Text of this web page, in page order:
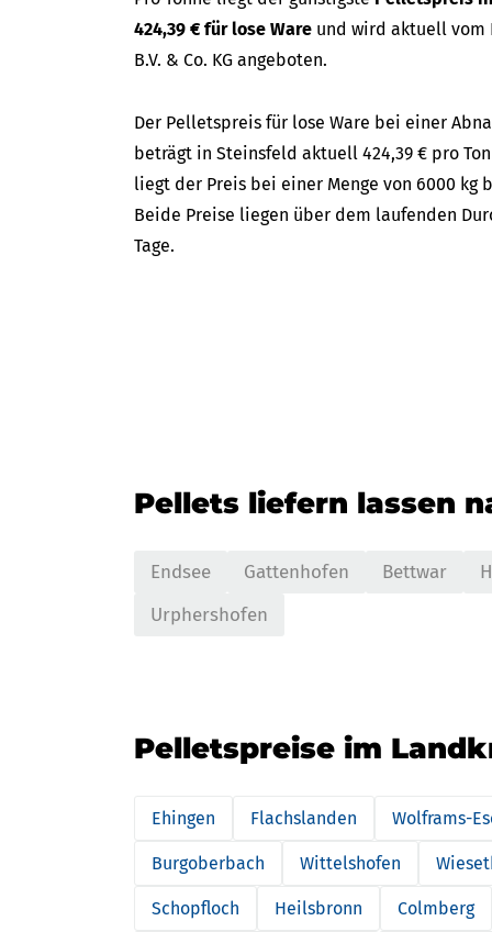
424,39 € für lose Ware und wird aktuell vom
B.V. & Co. KG angeboten.
Der Pelletspreis für lose Ware bei einer
beträgt in Steinsfeld aktuell 424,39 € pro
liegt der Preis bei einer Menge von 6000 kg
Beide Preise liegen über dem laufenden
Tage.
Pellets liefern lassen
Endsee Gattenhofen Bettwar
Urphershofen
Pelletspreise im
Ehingen Flachslanden Wolframs-
Burgoberbach Wittelshofen
Schopfloch Heilsbronn Colmberg